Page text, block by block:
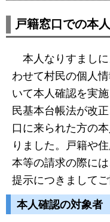
戸籍窓口での本
本人なりすましに
わせて村民の個人
いて本人確認を実
民基本台帳法が改
口に来られた方の
りました。戸籍や
本等の請求の際に
提示につきまして
本人確認の対象者